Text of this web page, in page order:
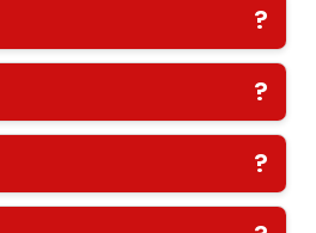
?
?
?